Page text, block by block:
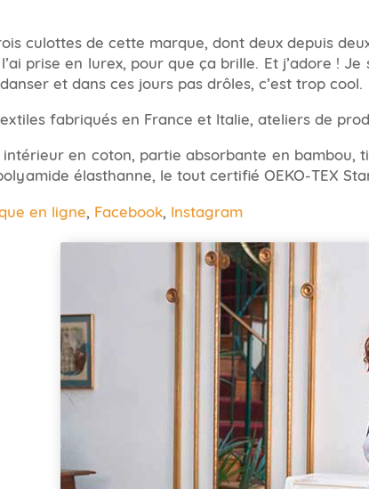
culottes de cette marque, dont deux depuis
l’ai prise en lurex, pour que ça brille. Et j’adore !
et dans ces jours pas drôles, c’est trop cool.
fabriqués en France et Italie, ateliers de
en coton, partie absorbante en bambou,
élasthanne, le tout certifié OEKO-TEX
en ligne, Facebook, Instagram